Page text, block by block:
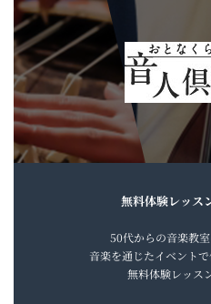
無料体験レッス
50代からの音楽教
音楽を通じたイベント
無料体験レッス